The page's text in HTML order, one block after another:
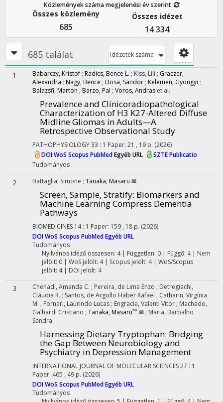
Közlemények száma megjelenési év szerint
Összes közlemény
685
Összes idézet
14 334
685 találat Idézetek száma
1 Babarczy, Kristof ; Radics, Bence L. ; Kiss, Lili ; Graczer,
Alexandra ; Nagy, Bence ; Dosa, Sandor ; Kelemen, Gyongyi ;
Balazsfi, Marton ; Barzo, Pal ; Voros, Andras et al.
Prevalence and Clinicoradiopathological
Characterization of H3 K27-Altered Diffuse
Midline Gliomas in Adults—A
Retrospective Observational Study
PATHOPHYSIOLOGY33 : 1 Paper: 21 , 19 p. (2026)
DOIWoS Scopus PubMedEgyéb URL
SZTE Publicatio
Tudományos
2 Battaglia, Simone ; Tanaka, Masaru ✉
Screen, Sample, Stratify: Biomarkers and
Machine Learning Compress Dementia
Pathways
BIOMEDICINES 14: 1 Paper: 159 , 18 p. (2026)
DOIWoS Scopus PubMedEgyéb URL
Tudományos
Nyilvános idéző összesen: 4| Független: 0 | Függő: 4 | Nem
jelölt: 0 | WoS jelölt: 4 | Scopus jelölt: 4 | WoS/Scopus
jelölt: 4 | DOI jelölt: 4
3 Chehadi, Amanda C. ; Pereira, de Lima Enzo ; Detregiachi,
Cláudia R. ; Santos, de Argollo Haber Rafael ; Catharin, Virgínia
M. ; Fornari, Laurindo Lucas ; Engracia, Valenti Vitor ; Machado,
Galhardi Cristiano ; Tanaka, Masaru** ✉ ; Maria, Barbalho
Sandra
Harnessing Dietary Tryptophan: Bridging
the Gap Between Neurobiology and
Psychiatry in Depression Management
INTERNATIONAL JOURNAL OF MOLECULAR SCIENCES27 : 1
Paper: 465 , 49 p. (2026)
DOIWoS Scopus PubMedEgyéb URL
Tudományos